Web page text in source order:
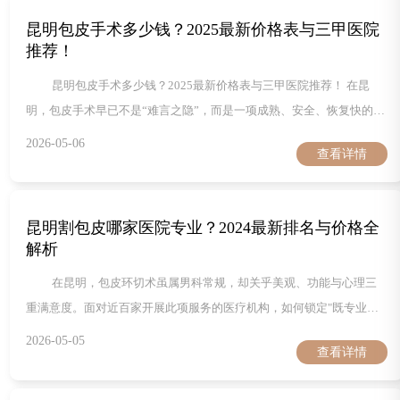
选项”位置——既给预算一个缓
昆明包皮手术多少钱？2025最新价格表与三甲医院
推荐！
昆明包皮手术多少钱？2025最新价格表与三甲医院推荐！ 在昆
明，包皮手术早已不是“难言之隐”，而是一项成熟、安全、恢复快的门
底要花多少钱、去哪家医院更放心”心存疑虑。本文一次性把费用、术
级、术后水肿应对、夜间勃
2026-05-06
查看详情
昆明割包皮哪家医院专业？2024最新排名与价格全
解析
在昆明，包皮环切术虽属男科常规，却关乎美观、功能与心理三
重满意度。面对近百家开展此项服务的医疗机构，如何锁定"既专业又
划算"的那一家？本文用3000字给出2024年最新答案：先把5家医院的
技术路线、手术团队、麻醉方式、疼痛管理、术后随访、真实费用、预
2026-05-05
查看详情